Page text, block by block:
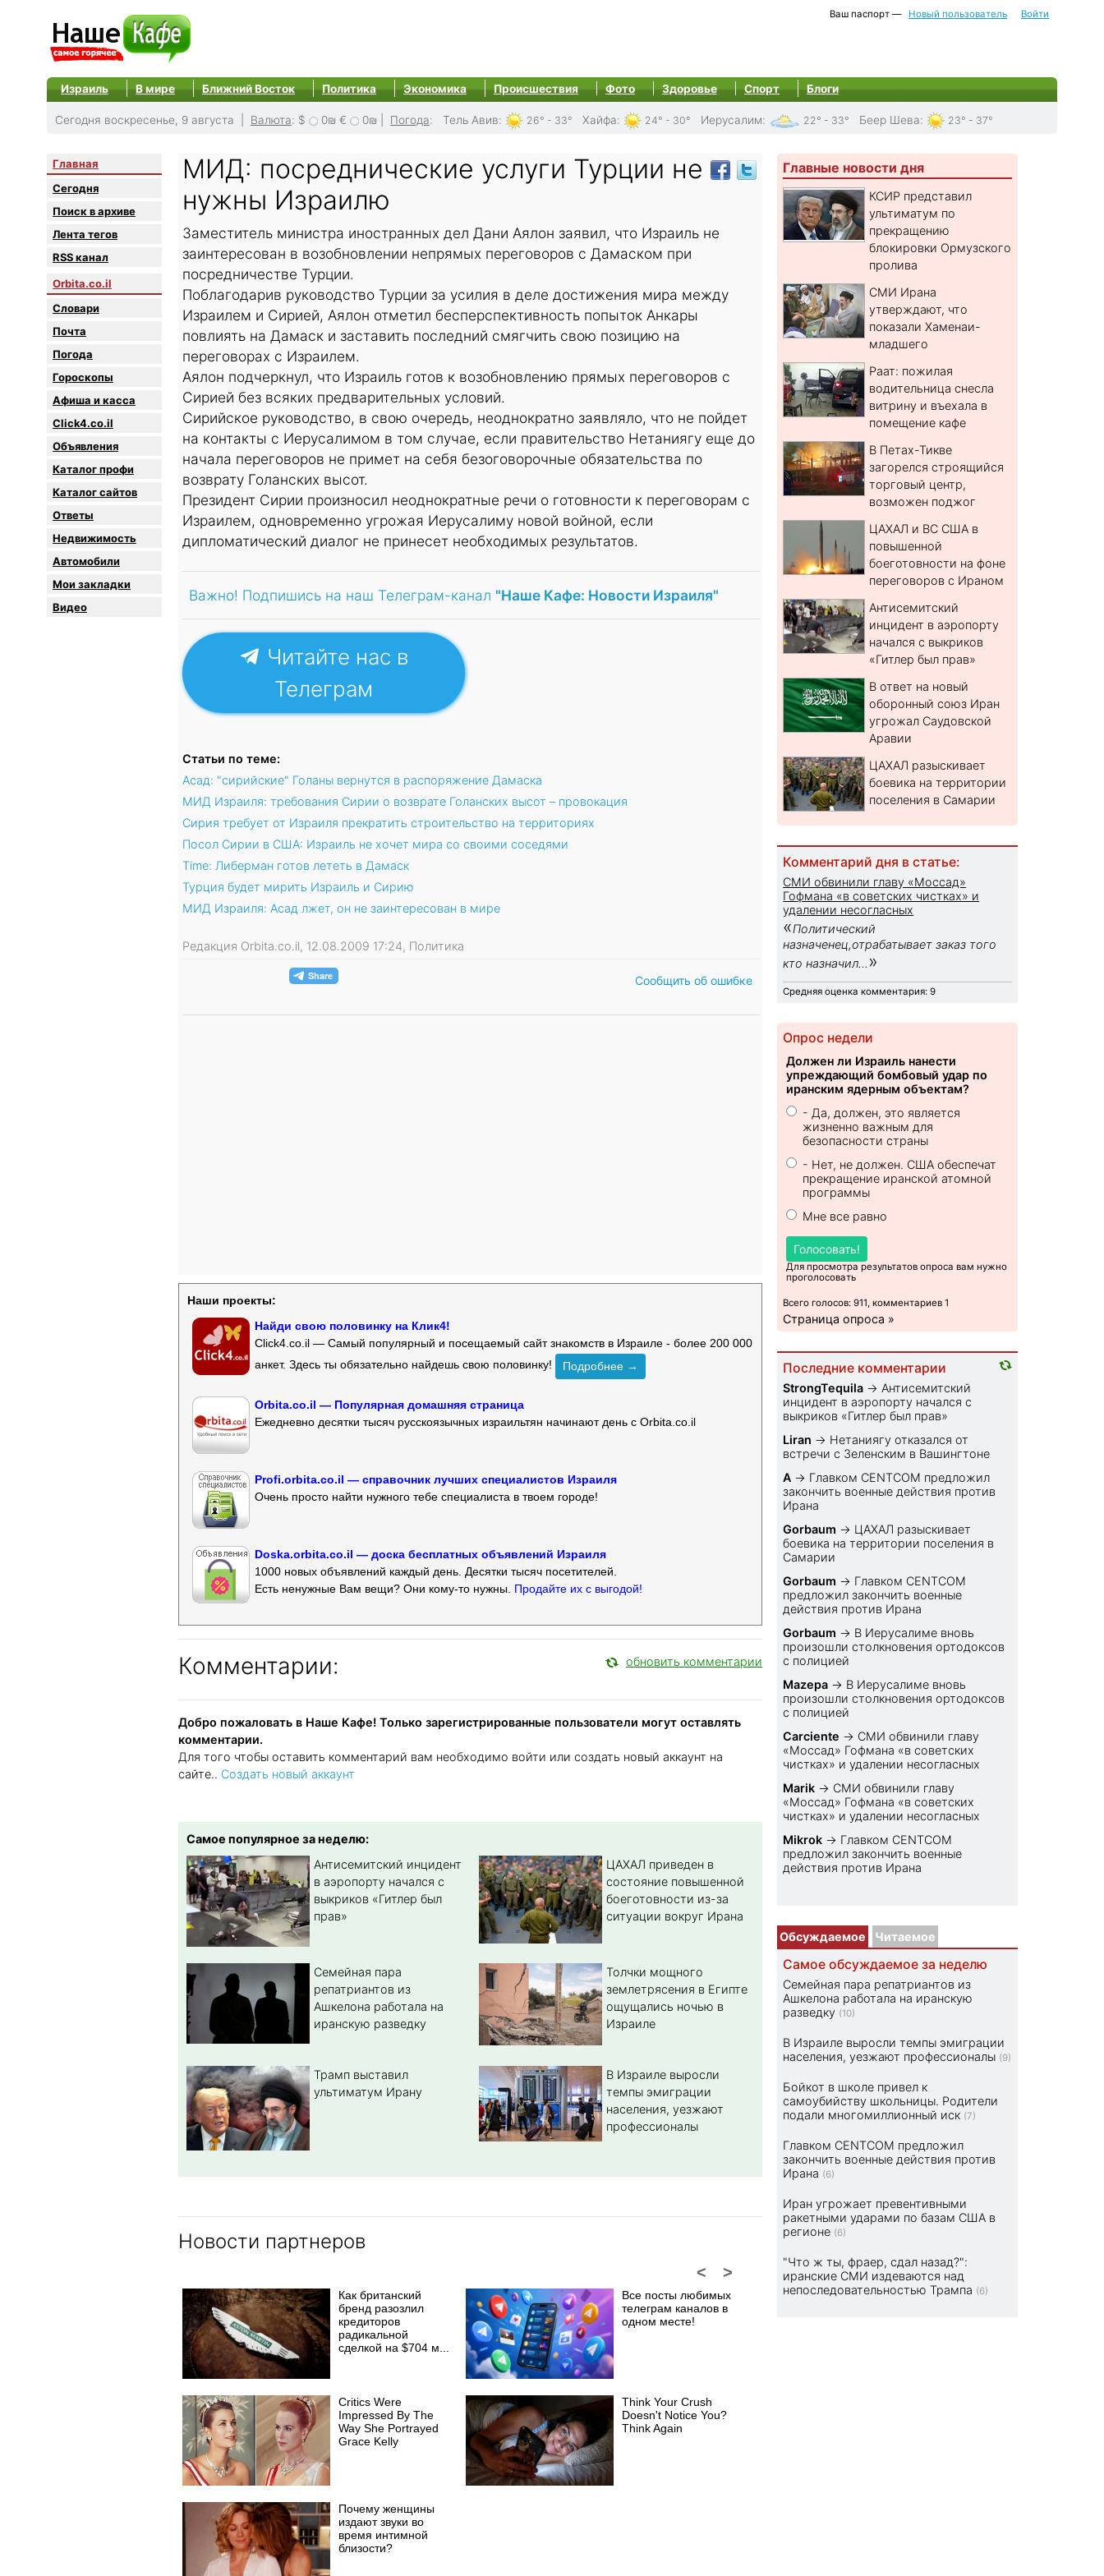
Ваш паспорт — Новый пользователь Войти
Израиль В мире Ближний Восток Политика Экономика Происшествия Фото Здоровье Спорт Блоги
Сегодня воскресенье, 9 августа | Валюта: $ 0₪ € 0₪ Погода: Тель Авив: 26° - 33° Хайфа: 24° - 30° Иерусалим: 22° - 33° Беер Шева: 23° - 37°
Главная
Сегодня
Поиск в архиве
Лента тегов
RSS канал
Orbita.co.il
Словари
Почта
Погода
Гороскопы
Афиша и касса
Click4.co.il
Объявления
Каталог профи
Каталог сайтов
Oтветы
Недвижимость
Автомобили
Мои закладки
Видео
МИД: посреднические услуги Турции не
нужны Израилю
Заместитель министра иностранных дел Дани Аялон заявил, что Израиль не
заинтересован в возобновлении непрямых переговоров с Дамаском при
посредничестве Турции.
Поблагодарив руководство Турции за усилия в деле достижения мира между
Израилем и Сирией, Аялон отметил бесперспективность попыток Анкары
повлиять на Дамаск и заставить последний смягчить свою позицию на
переговорах с Израилем.
Аялон подчеркнул, что Израиль готов к возобновлению прямых переговоров с
Сирией без всяких предварительных условий.
Сирийское руководство, в свою очередь, неоднократно заявляло, что не пойдет
на контакты с Иерусалимом в том случае, если правительство Нетаниягу еще до
начала переговоров не примет на себя безоговорочные обязательства по
возврату Голанских высот.
Президент Сирии произносил неоднократные речи о готовности к переговорам с
Израилем, одновременно угрожая Иерусалиму новой войной, если
дипломатический диалог не принесет необходимых результатов.
Важно! Подпишись на наш Телеграм-канал "Наше Кафе: Новости Израиля"
Читайте нас в
Телеграм
Статьи по теме:
Асад: "сирийские" Голаны вернутся в распоряжение Дамаска
МИД Израиля: требования Сирии о возврате Голанских высот – провокация
Сирия требует от Израиля прекратить строительство на территориях
Посол Сирии в США: Израиль не хочет мира со своими соседями
Time: Либерман готов лететь в Дамаск
Турция будет мирить Израиль и Сирию
МИД Израиля: Асад лжет, он не заинтересован в мире
Редакция Orbita.co.il, 12.08.2009 17:24, Политика
Сообщить об ошибке
Наши проекты:
Найди свою половинку на Клик4!
Click4.co.il — Самый популярный и посещаемый сайт знакомств в Израиле - более 200 000
анкет. Здесь ты обязательно найдешь свою половинку!
Подробнее →
Orbita.co.il — Популярная домашняя страница
Ежедневно десятки тысяч русскоязычных израильтян начинают день с Orbita.co.il
Profi.orbita.co.il — справочник лучших специалистов Израиля
Очень просто найти нужного тебе специалиста в твоем городе!
Doska.orbita.co.il — доска бесплатных объявлений Израиля
1000 новых объявлений каждый день. Десятки тысяч посетителей.
Есть ненужные Вам вещи? Они кому-то нужны. Продайте их с выгодой!
Комментарии: обновить комментарии
Добро пожаловать в Наше Кафе! Только зарегистрированные пользователи могут оставлять
комментарии.
Для того чтобы оставить комментарий вам необходимо войти или создать новый аккаунт на
сайте.. Создать новый аккаунт
Самое популярное за неделю:
Антисемитский инцидент
в аэропорту начался с
выкриков «Гитлер был
прав»
ЦАХАЛ приведен в
состояние повышенной
боеготовности из-за
ситуации вокруг Ирана
Семейная пара
репатриантов из
Ашкелона работала на
иранскую разведку
Толчки мощного
землетрясения в Египте
ощущались ночью в
Израиле
Трамп выставил
ультиматум Ирану
В Израиле выросли
темпы эмиграции
населения, уезжают
профессионалы
Новости партнеров
>
<
Как британский
бренд разозлил
кредиторов
радикальной
сделкой на $704 м...
Все посты любимых
телеграм каналов в
одном месте!
Critics Were
Impressed By The
Way She Portrayed
Grace Kelly
Think Your Crush
Doesn't Notice You?
Think Again
Почему женщины
издают звуки во
время интимной
близости?
Главные новости дня
КСИР представил
ультиматум по
прекращению
блокировки Ормузского
пролива
СМИ Ирана
утверждают, что
показали Хаменаи-
младшего
Раат: пожилая
водительница снесла
витрину и въехала в
помещение кафе
В Петах-Тикве
загорелся строящийся
торговый центр,
возможен поджог
ЦАХАЛ и ВС США в
повышенной
боеготовности на фоне
переговоров с Ираном
Антисемитский
инцидент в аэропорту
начался с выкриков
«Гитлер был прав»
В ответ на новый
оборонный союз Иран
угрожал Саудовской
Аравии
ЦАХАЛ разыскивает
боевика на территории
поселения в Самарии
Комментарий дня в статье:
СМИ обвинили главу «Моссад»
Гофмана «в советских чистках» и
удалении несогласных
«Политический
назначенец,отрабатывает заказ того
кто назначил... »
Средняя оценка комментария: 9
Опрос недели
Должен ли Израиль нанести
упреждающий бомбовый удар по
иранским ядерным объектам?
- Да, должен, это является
жизненно важным для
безопасности страны
- Нет, не должен. США обеспечат
прекращение иранской атомной
программы
Мне все равно
Голосовать!
Для просмотра результатов опроса вам нужно
проголосовать
Всего голосов: 911, комментариев 1
Страница опроса »
Последние комментарии
StrongTequila → Антисемитский
инцидент в аэропорту начался с
выкриков «Гитлер был прав»
Liran → Нетаниягу отказался от
встречи с Зеленским в Вашингтоне
A → Главком CENTCOM предложил
закончить военные действия против
Ирана
Gorbaum → ЦАХАЛ разыскивает
боевика на территории поселения в
Самарии
Gorbaum → Главком CENTCOM
предложил закончить военные
действия против Ирана
Gorbaum → В Иерусалиме вновь
произошли столкновения ортодоксов
с полицией
Mazepa → В Иерусалиме вновь
произошли столкновения ортодоксов
с полицией
Carciente → СМИ обвинили главу
«Моссад» Гофмана «в советских
чистках» и удалении несогласных
Marik → СМИ обвинили главу
«Моссад» Гофмана «в советских
чистках» и удалении несогласных
Mikrok → Главком CENTCOM
предложил закончить военные
действия против Ирана
Обсуждаемое Читаемое
Самое обсуждаемое за неделю
Семейная пара репатриантов из
Ашкелона работала на иранскую
разведку (10)
В Израиле выросли темпы эмиграции
населения, уезжают профессионалы (9)
Бойкот в школе привел к
самоубийству школьницы. Родители
подали многомиллионный иск (7)
Главком CENTCOM предложил
закончить военные действия против
Ирана (6)
Иран угрожает превентивными
ракетными ударами по базам США в
регионе (6)
"Что ж ты, фраер, сдал назад?":
иранские СМИ издеваются над
непоследовательностью Трампа (6)